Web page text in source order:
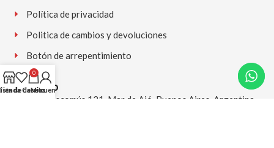
Política de privacidad
Politica de cambios y devoluciones
Botón de arrepentimiento
Contacto
Av. Chascomús 121, Mar de Ajó, Buenos Aires, Argentina
de deseos
0
Carrito
Mi cuenta